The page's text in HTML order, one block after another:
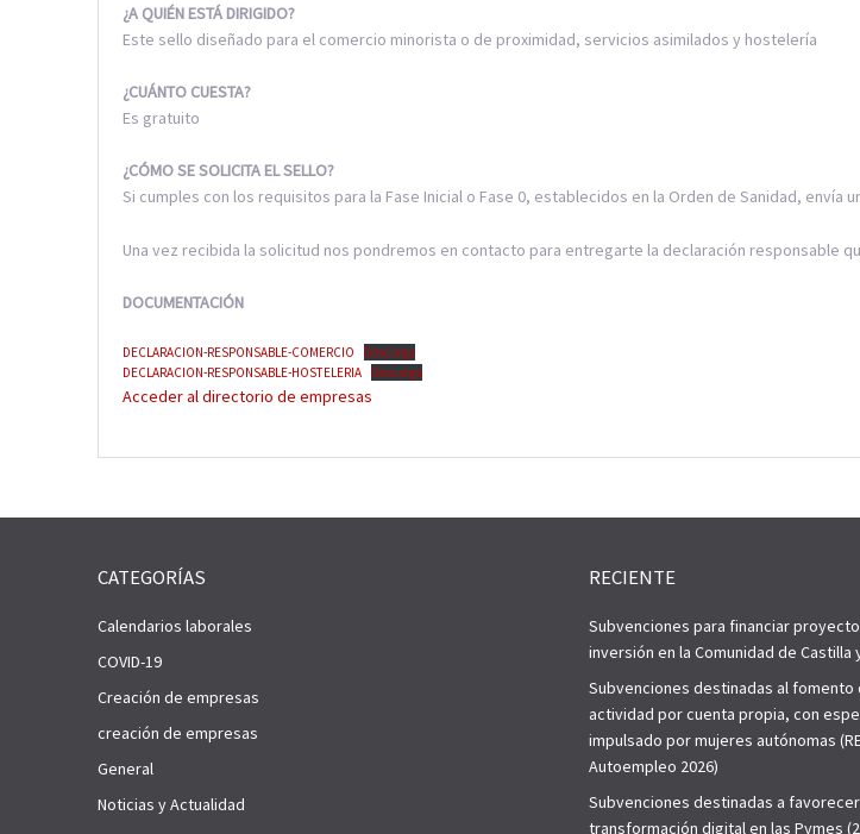
¿A QUIÉN ESTÁ DIRIGIDO?
Este sello diseñado para el comercio minorista o de proximidad, servicios asimilados y hostelería
¿CUÁNTO CUESTA?
Es gratuito
¿CÓMO SE SOLICITA EL SELLO?
Si cumples con los requisitos para la Fase Inicial o Fase 0, establecidos en la Orden de Sanidad, envía
Una vez recibida la solicitud nos pondremos en contacto para entregarte la declaración responsable
DOCUMENTACIÓN
DECLARACION-RESPONSABLE-COMERCIO
Descarga
DECLARACION-RESPONSABLE-HOSTELERIA
Descarga
Acceder al directorio de empresas
CATEGORÍAS
Calendarios laborales
COVID-19
Creación de empresas
creación de empresas
General
Noticias y Actualidad
RECIENTE
Subvenciones para financiar
inversión en la Comunidad de Castilla
Subvenciones destinadas al fomento
actividad por cuenta propia, con
impulsado por mujeres autónomas
Autoempleo 2026)
Subvenciones destinadas a
transformación digital en las Pymes